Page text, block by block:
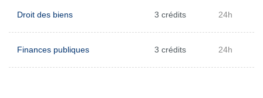
Droit des biens 3 crédits 24h
Finances publiques 3 crédits 24h